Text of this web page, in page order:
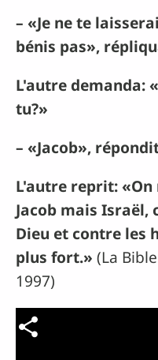
– «Je ne te
bénis pas»,
L'autre demanda:
tu?»
– «Jacob»,
L'autre reprit:
Jacob mais
Dieu et contre les
plus fort.» (La
1997)